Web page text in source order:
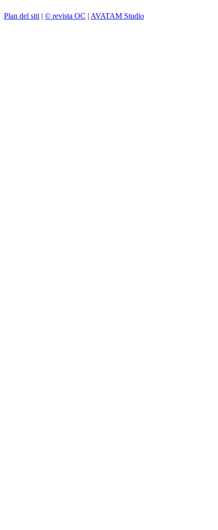
Plan del siti | © revista OC | AVATAM Studio